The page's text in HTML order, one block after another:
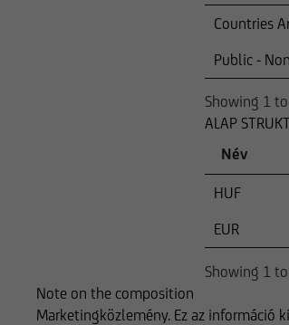
Countries
Public -
Showing 1
ALAP
Név
HUF
EUR
Showing 1
Note on the composition
Marketingközlemény. Ez az